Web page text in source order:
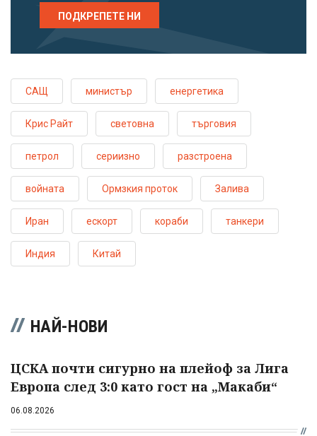
ПОДКРЕПЕТЕ НИ
САЩ министър енергетика
Крис Райт световна търговия
петрол сериизно разстроена
войната Ормзкия проток Залива
Иран ескорт кораби танкери
Индия Китай
НАЙ-НОВИ
ЦСКА почти сигурно на плейоф за Лига
Европа след 3:0 като гост на „Макаби“
06.08.2026